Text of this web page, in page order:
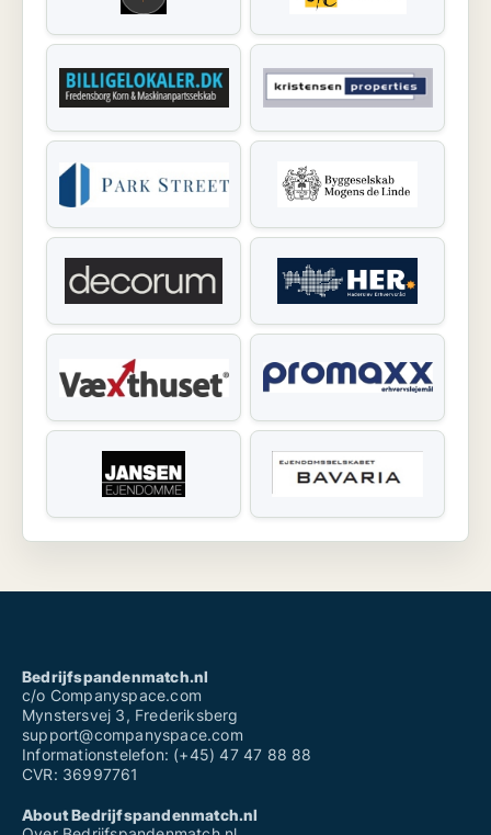
Bedrijfspandenmatch.nl
c/o Companyspace.com
Mynstersvej 3, Frederiksberg
support@companyspace.com
Informationstelefon: (+45) 47 47 88 88
CVR: 36997761
About Bedrijfspandenmatch.nl